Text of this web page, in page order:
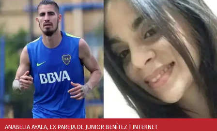
ANABELIA AYALA, EX PAREJA DE JUNIOR BENÍTEZ | INTERNET